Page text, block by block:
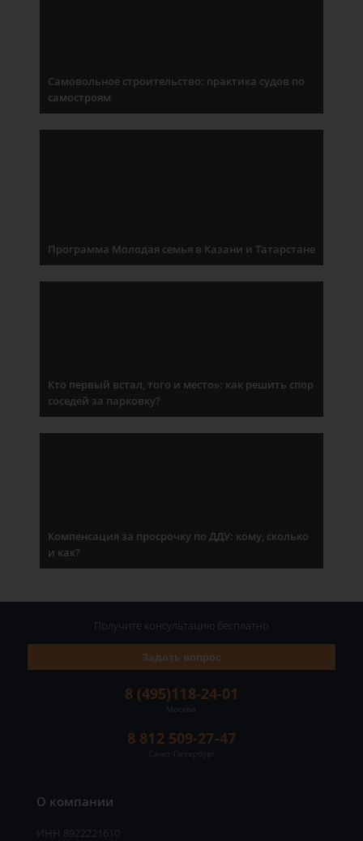
Самовольное строительство: практика судов по
самостроям
Программа Молодая семья в Казани и Татарстане
Кто первый встал, того и место»: как решить спор
соседей за парковку?
Компенсация за просрочку по ДДУ: кому, сколько
и как?
О компании
ИНН 8922221610
8 (495)118-24-01
Москва
8 812 509-27-47
Санкт-Петербург
Задать вопрос
Получите консультацию бесплатно